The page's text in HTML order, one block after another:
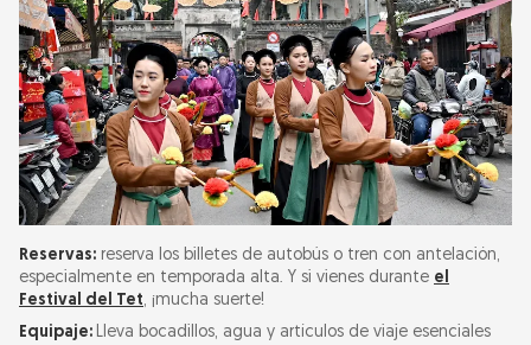
Reservas: reserva los billetes de autobús o tren con antelación,
especialmente en temporada alta. Y si vienes durante el
Festival del Tet, ¡mucha suerte!
Equipaje: Lleva bocadillos, agua y artículos de viaje esenciales